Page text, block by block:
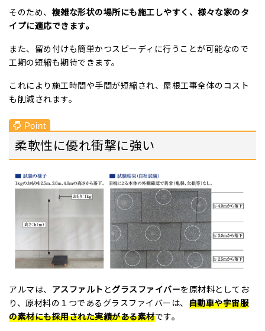
そのため、 複雑な形状の場所にも施工しやすく、様々な家のタ
イプに適応できます。
また、留め付けも簡単かつスピーディに行うことが可能なので
工期の短縮も期待できます。
これにより施工時間や手間が短縮され、屋根工事全体のコスト
も削減されます。
柔軟性に優れ衝撃に強い
アルマは、 アスファルト とグラスファイバーを原材料としてお
り、原材料の１つであるグラスファイバーは、 自動車や宇宙服
の素材にも採用された実績がある素材です。